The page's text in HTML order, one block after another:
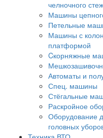
челночного
Машины
Петельные
Машины с
платформой
Cкорняжные
Автоматы и
Спец. машины
Стёгальные
Раскройное
Оборудование
головных